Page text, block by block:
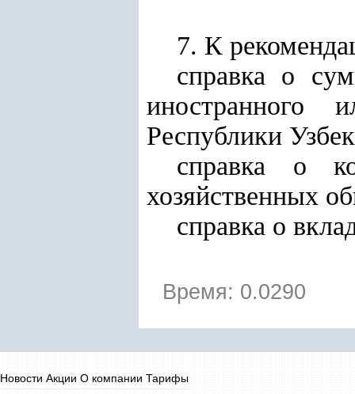
7. К
справка о
иностранного
Республики
справка о
хозяйственных
справка о
Время: 0.0290
Новости Акции О компании Тарифы